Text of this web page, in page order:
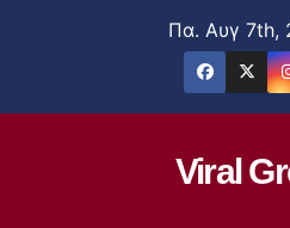
Πα. Αυγ 7th,
Viral